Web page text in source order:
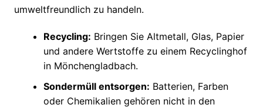
umweltfreundlich zu handeln.
Recycling: Bringen Sie Altmetall, Glas, Papier
und andere Wertstoffe zu einem Recyclinghof
in Mönchengladbach.
Sondermüll entsorgen: Batterien, Farben
oder Chemikalien gehören nicht in den